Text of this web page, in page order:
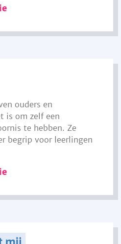
ouders en
is om zelf een
te hebben. Ze
begrip voor leerlingen